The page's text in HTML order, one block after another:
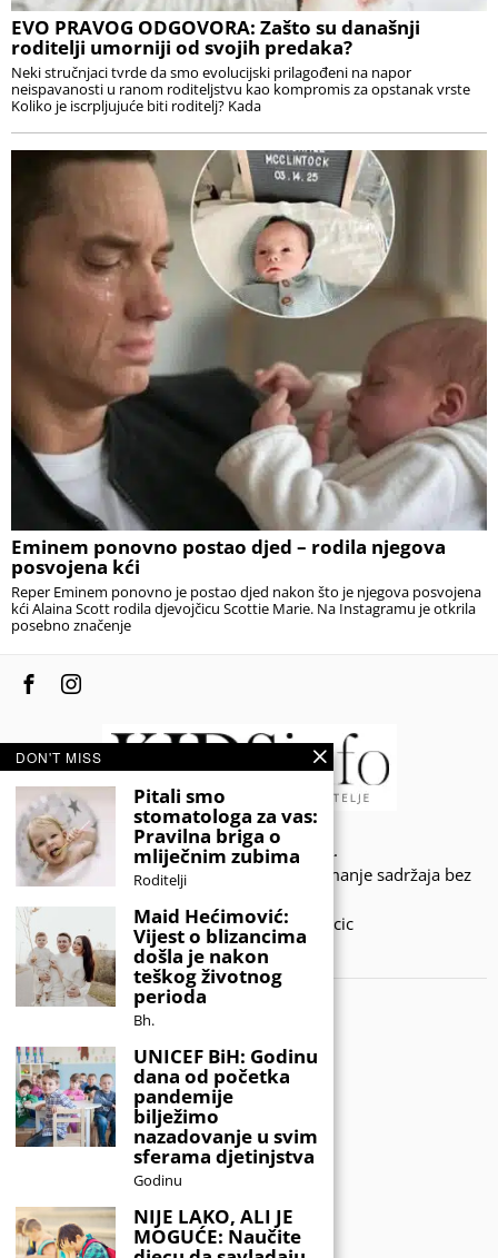
EVO PRAVOG ODGOVORA: Zašto su današnji
roditelji umorniji od svojih predaka?
Neki stručnjaci tvrde da smo evolucijski prilagođeni na napor
neispavanosti u ranom roditeljstvu kao kompromis za opstanak vrste
Koliko je iscrpljujuće biti roditelj? Kada
Eminem ponovno postao djed – rodila njegova
posvojena kći
Reper Eminem ponovno je postao djed nakon što je njegova posvojena
kći Alaina Scott rodila djevojčicu Scottie Marie. Na Instagramu je otkrila
posebno značenje
© 2020 - KIDSINFO.BA.
Sva prava zadržana. Zabranjeno preuzimanje sadržaja bez
Developed by Amar SIjercic
IZAŠAO JE NOVI MAGAZIN!
DON'T MISS
Pitali smo
stomatologa za vas:
Pravilna briga o
mliječnim zubima
Roditelji
Maid Hećimović:
Vijest o blizancima
došla je nakon
teškog životnog
perioda
Bh.
UNICEF BiH: Godinu
dana od početka
pandemije
bilježimo
nazadovanje u svim
sferama djetinjstva
Godinu
NIJE LAKO, ALI JE
MOGUĆE: Naučite